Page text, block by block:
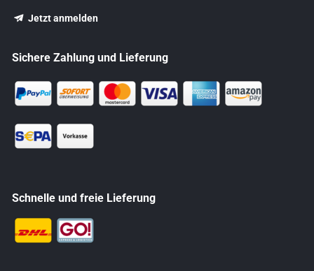
Jetzt anmelden
Sichere Zahlung und Lieferung
Schnelle und freie Lieferung